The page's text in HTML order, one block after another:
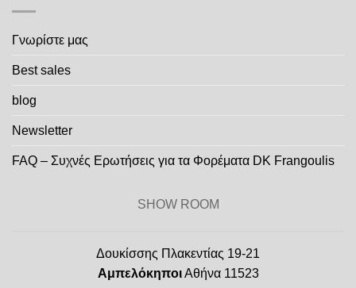
Γνωρίστε μας
Best sales
blog
Newsletter
FAQ – Συχνές Ερωτήσεις για τα Φορέματα DK Frangoulis
SHOW ROOM
Δουκίσσης Πλακεντίας 19-21
ΑμπελόκηποιΑθήνα 11523